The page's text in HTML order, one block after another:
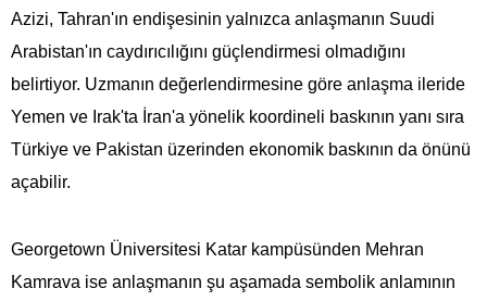
Azizi, Tahran'ın endişesinin yalnızca anlaşmanın Suudi
Arabistan'ın caydırıcılığını güçlendirmesi olmadığını
belirtiyor. Uzmanın değerlendirmesine göre anlaşma ileride
Yemen ve Irak'ta İran'a yönelik koordineli baskının yanı sıra
Türkiye ve Pakistan üzerinden ekonomik baskının da önünü
açabilir.
Georgetown Üniversitesi Katar kampüsünden Mehran
Kamrava ise anlaşmanın şu aşamada sembolik anlamının